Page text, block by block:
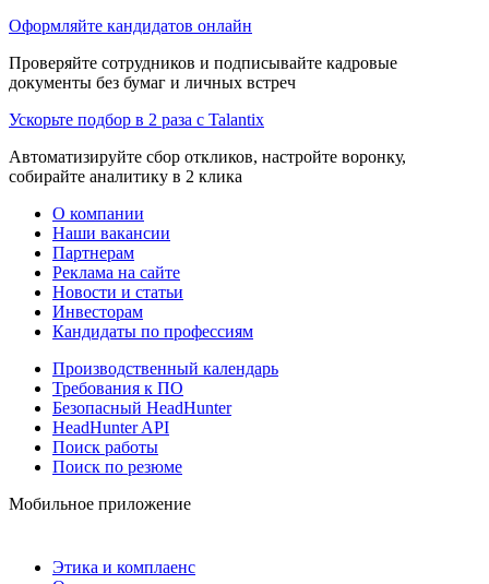
Оформляйте кандидатов онлайн
Проверяйте сотрудников и подписывайте кадровые
документы без бумаг и личных встреч
Ускорьте подбор в 2 раза с Talantix
Автоматизируйте сбор откликов, настройте воронку,
собирайте аналитику в 2 клика
О компании
Наши вакансии
Партнерам
Реклама на сайте
Новости и статьи
Инвесторам
Кандидаты по профессиям
Производственный календарь
Требования к ПО
Безопасный HeadHunter
HeadHunter API
Поиск работы
Поиск по резюме
Мобильное приложение
Этика и комплаенс